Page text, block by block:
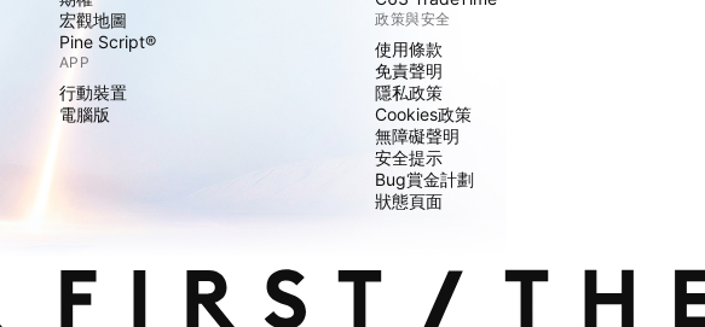
宏觀地圖
Pine Script®
APP
行動裝置
電腦版
政策與安全
使用條款
免責聲明
隱私政策
Cookies政策
無障礙聲明
安全提示
Bug賞金計劃
狀態頁面